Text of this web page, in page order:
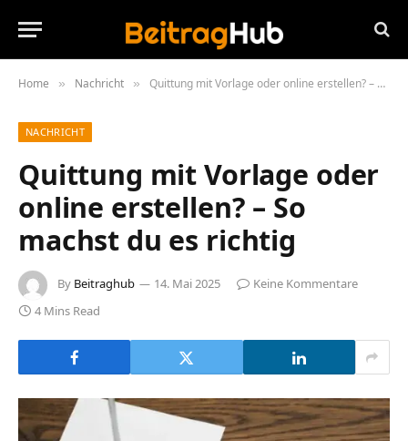
Home » Nachricht » Quittung mit Vorlage oder online erstellen? – So machst du es richtig
NACHRICHT
Quittung mit Vorlage oder
online erstellen? – So
machst du es richtig
By Beitraghub 14. Mai 2025
Keine Kommentare
4 Mins Read